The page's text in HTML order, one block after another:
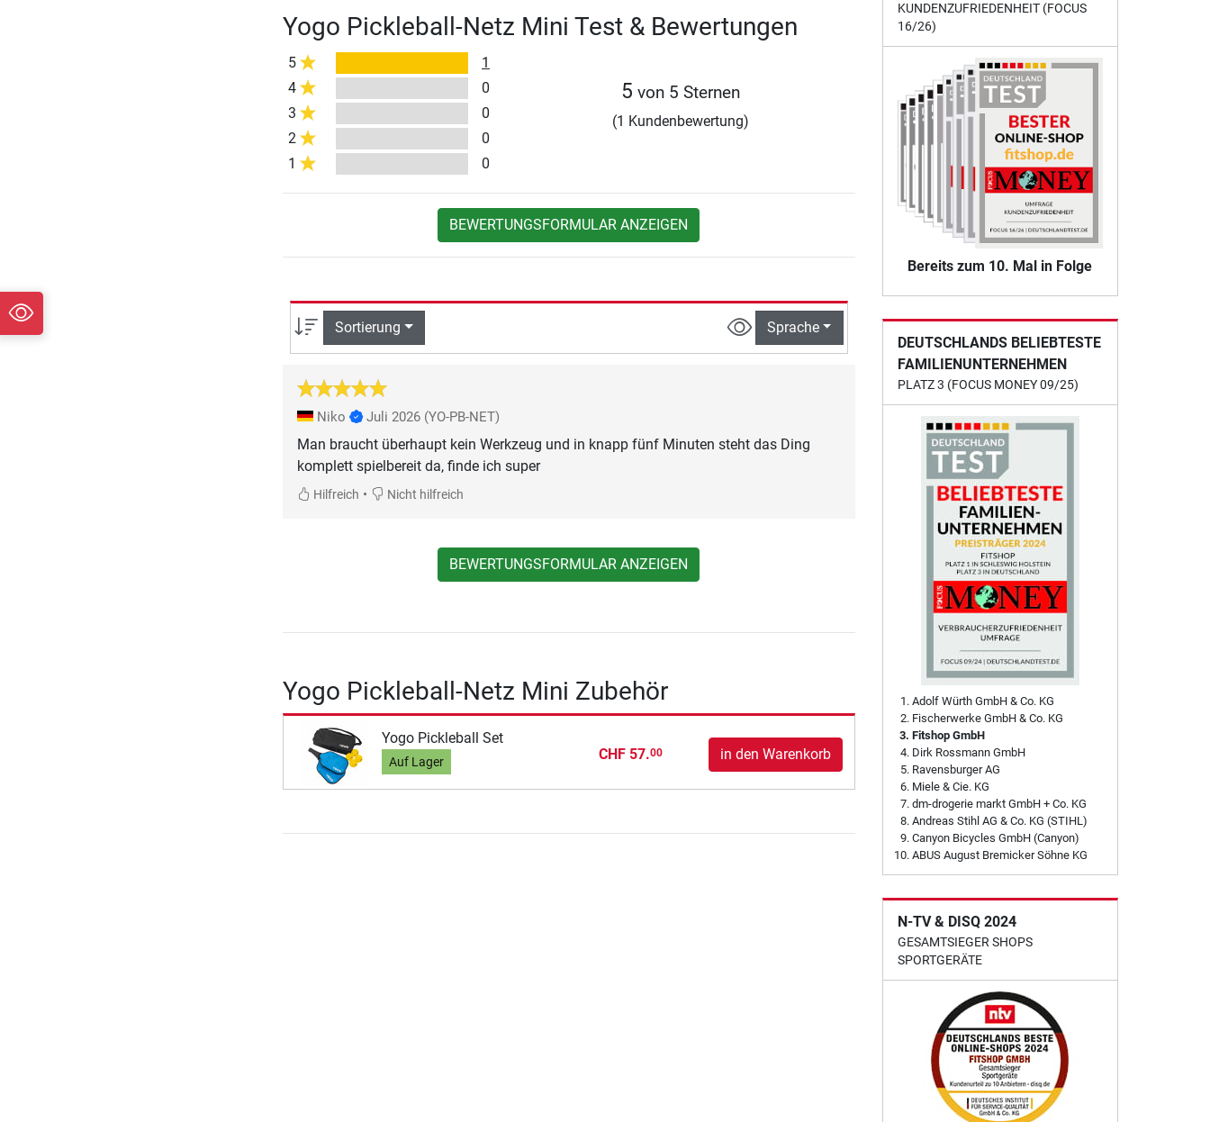
Yogo Pickleball-Netz Mini Test & Bewertungen
5
1
4
0
3
0
2
0
1
0
5 von 5 Sternen
(1 Kundenbewertung)
BEWERTUNGSFORMULAR ANZEIGEN
Sortierung Sprache
Niko Juli 2026 (YO-PB-NET)
Man braucht überhaupt kein Werkzeug und in knapp fünf Minuten steht das Ding
komplett spielbereit da, finde ich super
Hilfreich • Nicht hilfreich
BEWERTUNGSFORMULAR ANZEIGEN
Yogo Pickleball-Netz Mini Zubehör
Yogo Pickleball Set
Auf Lager CHF 57.00 in den Warenkorb
KUNDENZUFRIEDENHEIT (FOCUS
16/26)
Bereits zum 10. Mal in Folge
DEUTSCHLANDS BELIEBTESTE
FAMILIENUNTERNEHMEN
PLATZ 3 (FOCUS MONEY 09/25)
Adolf Würth GmbH & Co. KG
Fischerwerke GmbH & Co. KG
Fitshop GmbH
Dirk Rossmann GmbH
Ravensburger AG
Miele & Cie. KG
dm-drogerie markt GmbH + Co. KG
Andreas Stihl AG & Co. KG (STIHL)
Canyon Bicycles GmbH (Canyon)
ABUS August Bremicker Söhne KG
N-TV & DISQ 2024
GESAMTSIEGER SHOPS
SPORTGERÄTE